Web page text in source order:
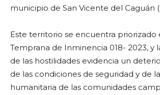
municipio de San Vicente del Caguán
Este territorio se encuentra priorizado
Temprana de Inminencia 018- 2023, y
de las hostilidades evidencia un
de las condiciones de seguridad y de
humanitaria de las comunidades